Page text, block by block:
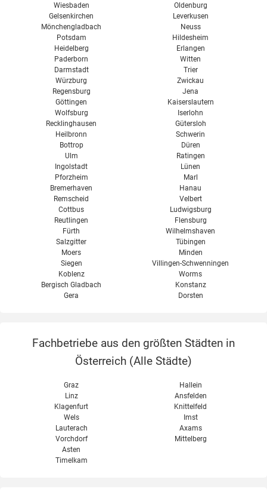
Wiesbaden
Gelsenkirchen
Mönchengladbach
Oldenburg
Leverkusen
Neuss
Potsdam
Heidelberg
Paderborn
Darmstadt
Würzburg
Regensburg
Göttingen
Wolfsburg
Recklinghausen
Heilbronn
Bottrop
Ulm
Ingolstadt
Pforzheim
Bremerhaven
Remscheid
Cottbus
Reutlingen
Fürth
Salzgitter
Moers
Siegen
Koblenz
Bergisch Gladbach
Gera
Hildesheim
Erlangen
Witten
Trier
Zwickau
Jena
Kaiserslautern
Iserlohn
Gütersloh
Schwerin
Düren
Ratingen
Lünen
Marl
Hanau
Velbert
Ludwigsburg
Flensburg
Wilhelmshaven
Tübingen
Minden
Villingen-Schwenningen
Worms
Konstanz
Dorsten
Fachbetriebe aus den größten Städten in
Österreich (Alle Städte)
Graz
Linz
Klagenfurt
Wels
Hallein
Ansfelden
Knittelfeld
Imst
Lauterach
Vorchdorf
Asten
Timelkam
Axams
Mittelberg